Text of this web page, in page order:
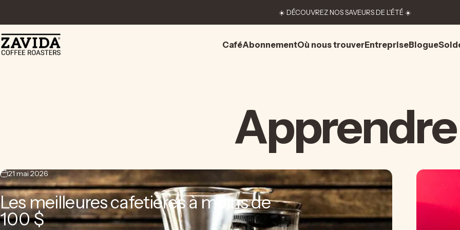
☀️ DÉCOUVREZ NOS SAVEURS DE L'ÉTÉ ☀️
Zavida Coffee CaféAbonnementOù nous trouverEntrepriseBlogue
Apprendre
21 mai 2026
Les meilleures cafetières à moins de
100 $